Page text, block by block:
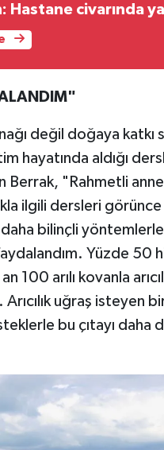
Hastane civarında
değil doğaya
hayatında aldığı
"Rahmetli
ilgili dersleri
daha bilinçli
Yüzde 50
100 arılı kovanla
uğraş isteyen
bu çıtayı daha